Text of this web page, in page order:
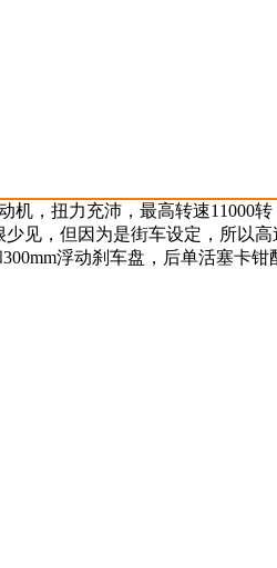
，扭力充沛，最高转速11000转
见，但因为是街车设定，所以
浮动刹车盘，后单活塞卡钳